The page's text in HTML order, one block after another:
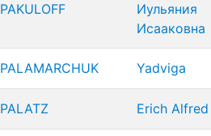
PAKULOFF
Иульяния
Исааковна
PALAMARCHUK Yadviga
PALATZ Erich Alfred